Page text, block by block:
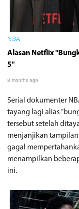
NBA
Alasan Netflix
5"
8 months ago
Serial dokumenter
tayang lagi alias
tersebut setelah
menjanjikan
gagal
menampilkan
ini.